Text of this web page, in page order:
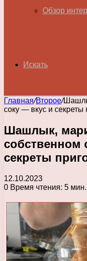
Обзор
Искать
Главная/Второе/
соку — вкус и секреты
Шашлык,
собственном
секреты
12.10.2023
0 Время чтения: 5 мин.